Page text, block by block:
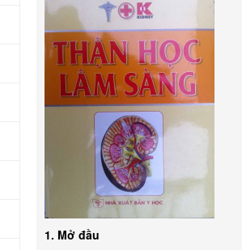
1. Mở đầu